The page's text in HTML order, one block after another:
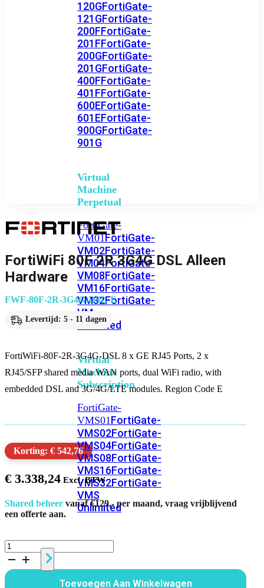
120GFortiGate-
121GFortiGate-
200FFortiGate-
201FFortiGate-
200GFortiGate-
201GFortiGate-
400FFortiGate-
401FFortiGate-
600EFortiGate-
601EFortiGate-
900GFortiGate-
901G
Virtual
Machine
Perpetual
FortiGate-
VM01FortiGate-
VM02FortiGate-
VM04FortiGate-
VM08FortiGate-
VM16FortiGate-
VM32FortiGate-
VM
Unlimited
Virtual
Machine
Subscription
FortiGate-
VMS01FortiGate-
VMS02FortiGate-
VMS04FortiGate-
VMS08FortiGate-
VMS16FortiGate-
VMS32FortiGate-
VMS
Unlimited
Switch
FortiWiFi 80F 2R 3G4G DSL Alleen
Hardware
FWF-80F-2R-3G4G-DSL-E
Levertijd: 5 - 11 dagen
FortiWiFi-80F-2R-3G4G-DSL 8 x GE RJ45 Ports, 2 x
RJ45/SFP shared media WAN ports, dual WiFi radio, with
embedded DSL and 3G/4G/LTE modules. Region Code E
Korting: € 542,76
€ 3.338,24
Shared beheer vanaf €129,- per maand, vraag vrijblijvend
een offerte aan.
FortiWiFi
80F
3G4G
Toevoegen Aan Winkelwagen